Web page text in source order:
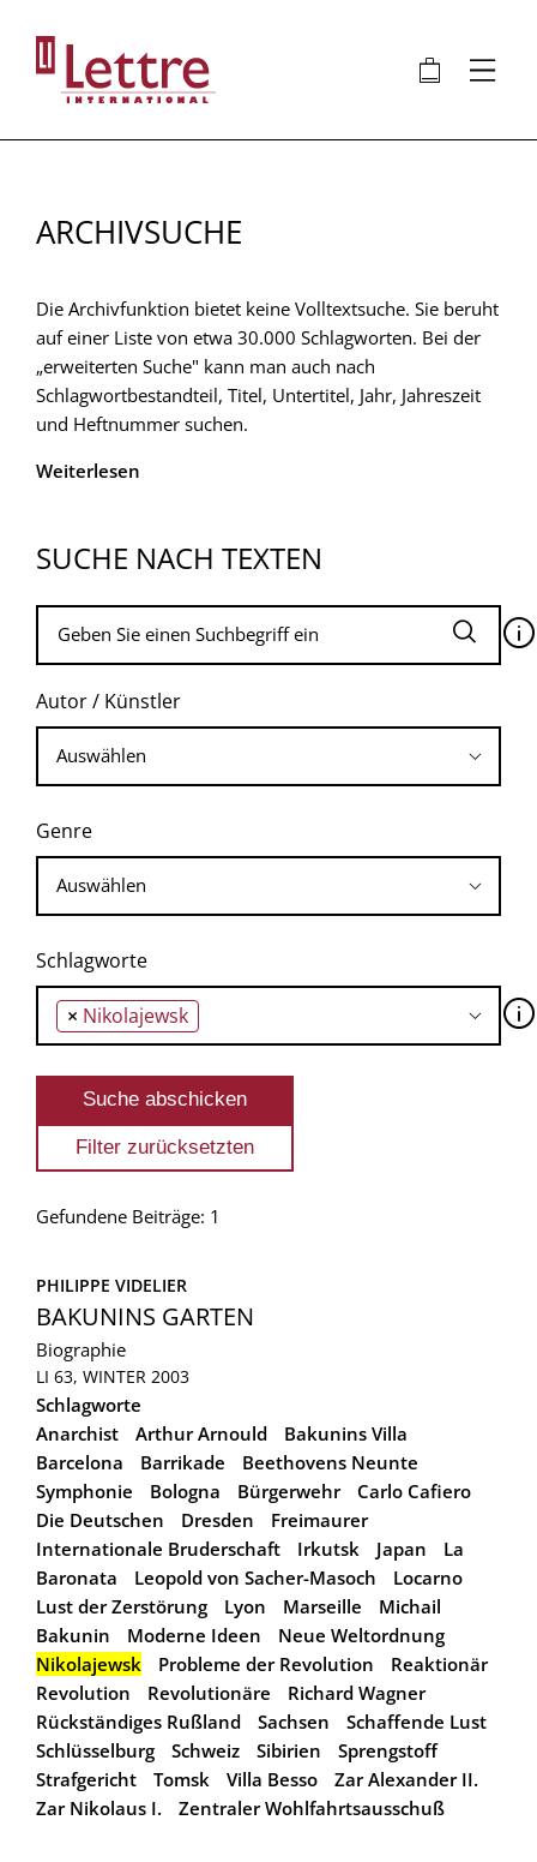
Inhalt
🛍 ⋮
ARCHIVSUCHE
Die Archivfunktion bietet keine Volltextsuche. Sie beruht
auf einer Liste von etwa 30.000 Schlagworten. Bei der
„erweiterten Suche" kann man auch nach
Schlagwortbestandteil, Titel, Untertitel, Jahr, Jahreszeit
und Heftnummer suchen.
Weiterlesen
SUCHE NACH TEXTEN
🛈
Autor / Künstler
Genre
Schlagworte
× Nikolajewsk 🛈
Gefundene Beiträge: 1
PHILIPPE VIDELIER
BAKUNINS GARTEN
Biographie
LI 63, WINTER 2003
Schlagworte
Anarchist
Arthur Arnould
Bakunins Villa
Barcelona
Barrikade
Beethovens Neunte
Symphonie
Bologna Bürgerwehr
Carlo Cafiero
Die Deutschen
Dresden
Freimaurer
Internationale Bruderschaft
Irkutsk Japan
La
Baronata
Leopold von Sacher-Masoch
Locarno
Lust der Zerstörung
Lyon Marseille
Michail
Bakunin
Moderne Ideen
Neue Weltordnung
Nikolajewsk
Probleme der Revolution
Reaktionär
Revolution
Revolutionäre
Richard Wagner
Rückständiges Rußland
Sachsen
Schaffende Lust
Schlüsselburg
Schweiz Sibirien
Sprengstoff
Strafgericht
Tomsk Villa Besso
Zar Alexander II.
Zar Nikolaus I.
Zentraler Wohlfahrtsausschuß